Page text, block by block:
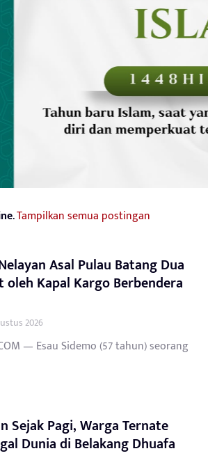
.Tampilkan semua postingan
Asal Pulau Batang Dua
Kapal Kargo Berbendera
2026
— Esau Sidemo (57 tahun) seorang
Sejak Pagi, Warga Ternate
Dunia di Belakang Dhuafa